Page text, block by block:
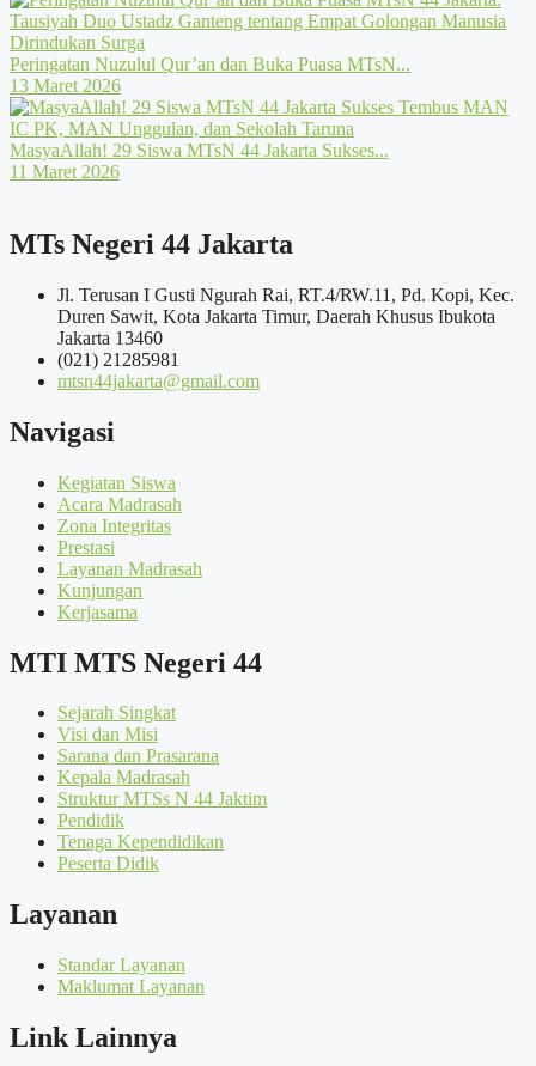
Peringatan Nuzulul Qur’an dan Buka Puasa MTsN...
13 Maret 2026
MasyaAllah! 29 Siswa MTsN 44 Jakarta Sukses...
11 Maret 2026
MTs Negeri 44 Jakarta
Jl. Terusan I Gusti Ngurah Rai, RT.4/RW.11, Pd. Kopi, Kec.
Duren Sawit, Kota Jakarta Timur, Daerah Khusus Ibukota
Jakarta 13460
(021) 21285981
mtsn44jakarta@gmail.com
Navigasi
Kegiatan Siswa
Acara Madrasah
Zona Integritas
Prestasi
Layanan Madrasah
Kunjungan
Kerjasama
MTI MTS Negeri 44
Sejarah Singkat
Visi dan Misi
Sarana dan Prasarana
Kepala Madrasah
Struktur MTSs N 44 Jaktim
Pendidik
Tenaga Kependidikan
Peserta Didik
Layanan
Standar Layanan
Maklumat Layanan
Link Lainnya